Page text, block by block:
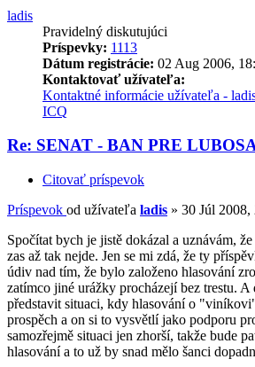
ladis
Pravidelný diskutujúci
Príspevky: 1113
Dátum registrácie: 02 Aug 2006,
Kontaktovať užívateľa:
Kontaktné informácie užívateľa -
ICQ
Re: SENAT - BAN PRE
Citovať príspevok
Príspevok od užívateľa ladis » 30 Júl 2008,
Spočítat bych je jistě dokázal a uznávám,
zas až tak nejde. Jen se mi zdá, že ty
údiv nad tím, že bylo založeno hlasování
zatímco jiné urážky procházejí bez trestu. A
představit situaci, kdy hlasování o
prospěch a on si to vysvětlí jako podporu
samozřejmě situaci jen zhorší, takže bude
hlasování a to už by snad mělo šanci